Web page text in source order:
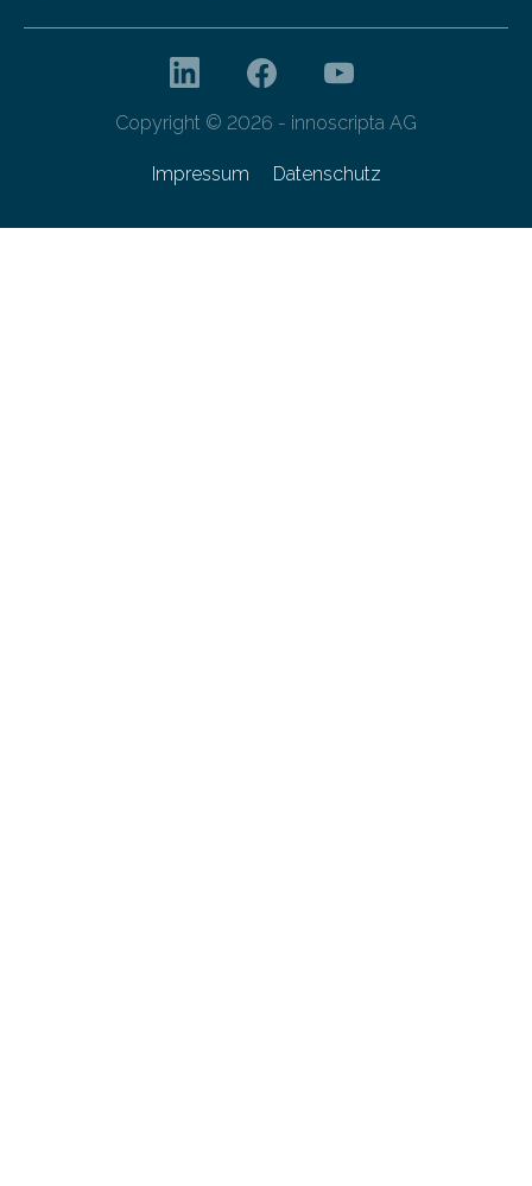
Copyright © 2026 - innoscripta AG
Impressum Datenschutz